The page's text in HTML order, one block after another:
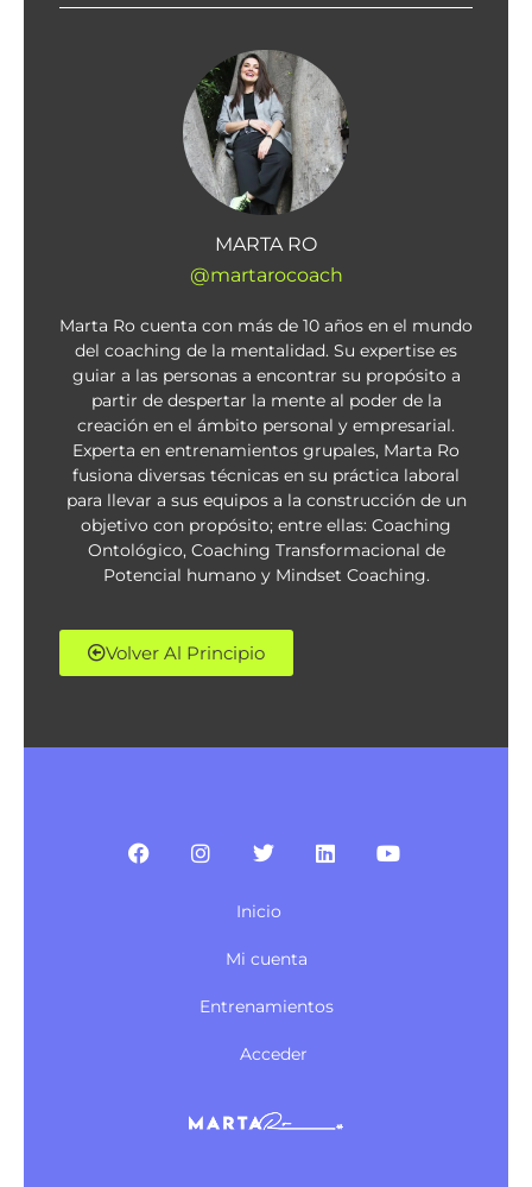
MARTA RO
@martarocoach
Marta Ro cuenta con más de 10 años en el mundo
del coaching de la mentalidad. Su expertise es
guiar a las personas a encontrar su propósito a
partir de despertar la mente al poder de la
creación en el ámbito personal y empresarial.
Experta en entrenamientos grupales, Marta Ro
fusiona diversas técnicas en su práctica laboral
para llevar a sus equipos a la construcción de un
objetivo con propósito; entre ellas: Coaching
Ontológico, Coaching Transformacional de
Potencial humano y Mindset Coaching.
Volver Al Principio
Inicio
Mi cuenta
Entrenamientos
Acceder